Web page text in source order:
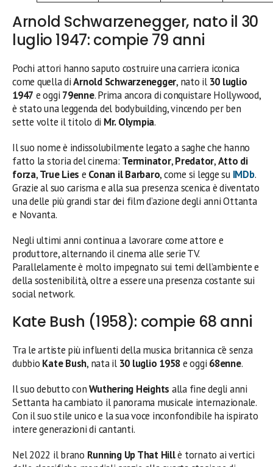
Arnold Schwarzenegger, nato il 30
luglio 1947: compie 79 anni
Pochi attori hanno saputo costruire una carriera iconica
come quella diArnold Schwarzenegger, nato il 30 luglio
1947 e oggi 79enne. Prima ancora di conquistare Hollywood,
è stato una leggenda del bodybuilding, vincendo per ben
sette volte il titolo di Mr. Olympia.
Il suo nome è indissolubilmente legato a saghe che hanno
fatto la storia del cinema: Terminator,Predator,Atto di
forza,True Lies e Conan il Barbaro, come si legge su IMDb.
Grazie al suo carisma e alla sua presenza scenica è diventato
una delle più grandi star dei film d’azione degli anni Ottanta
e Novanta.
Negli ultimi anni continua a lavorare come attore e
produttore, alternando il cinema alle serie TV.
Parallelamente è molto impegnato sui temi dell’ambiente e
della sostenibilità, oltre a essere una presenza costante sui
social network.
Kate Bush (1958): compie 68 anni
Tra le artiste più influenti della musica britannica c’è senza
dubbio Kate Bush, nata il 30 luglio 1958e oggi 68enne.
Il suo debutto conWuthering Heights alla fine degli anni
Settanta ha cambiato il panorama musicale internazionale.
Con il suo stile unico e la sua voce inconfondibile ha ispirato
intere generazioni di cantanti.
Nel 2022 il brano Running Up That Hillè tornato ai vertici